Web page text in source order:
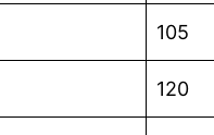
105
120